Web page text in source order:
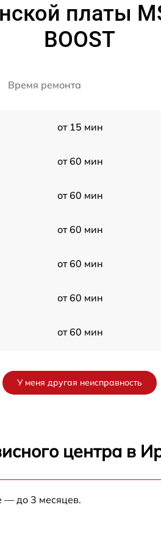
платы
BOOST
Время ремонта
от 15 мин
от 60 мин
от 60 мин
от 60 мин
от 60 мин
от 60 мин
от 60 мин
У меня другая неисправность
центра в
— до 3 месяцев.